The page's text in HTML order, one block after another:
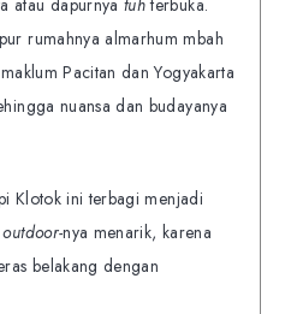
rumahnya almarhum mbah
maklum Pacitan dan Yogyakarta
nuansa dan budayanya
Klotok ini terbagi menjadi
outdoor-nya menarik, karena
belakang dengan